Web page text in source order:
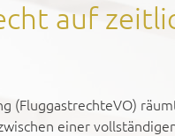
auf
einer